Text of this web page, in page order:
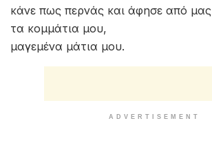
κάνε πως περνάς και άφησε από μας
τα κομμάτια μου,
μαγεμένα μάτια μου.
ADVERTISEMENT